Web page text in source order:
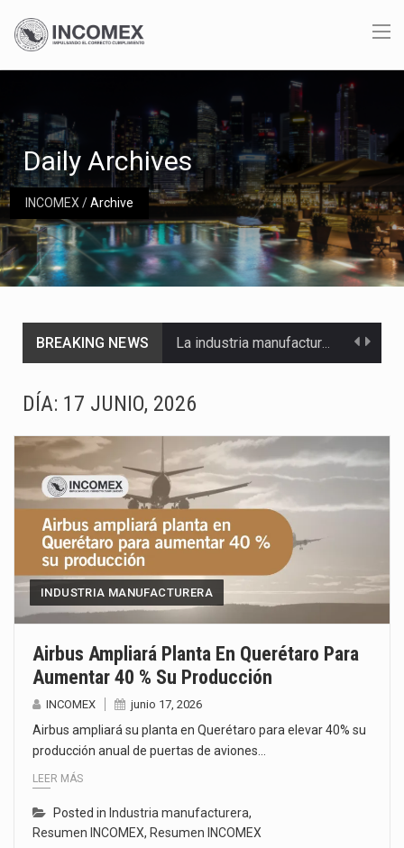
INCOMEX/Archive
Daily Archives
BREAKING NEWS La industria manufacturera de exportación afiliada a Index en Nuevo León ha alcanzado hasta 10%…
El Tribunal Federal de Justicia Administrativa (TFJA), a través de su Segunda Sala Regional en…
El Gobierno de Estados Unidos ha procesado la devolución de aproximadamente 100,000 millones de dólares…
La Cámara Minera de México (Camimex) proyecta una inversión total de 6,402.2 millones de dólares…
El secretario de Economía de México, Marcelo Ebrard Casaubon, sostuvo una reunión de trabajo con…
DÍA: 17 JUNIO, 2026
INDUSTRIA MANUFACTURERA
Airbus Ampliará Planta En Querétaro Para
Aumentar 40 % Su Producción
INCOMEX junio 17, 2026
Airbus ampliará su planta en Querétaro para elevar 40% su
producción anual de puertas de aviones…
LEER MÁS
Posted in Industria manufacturera,
Resumen INCOMEX, Resumen INCOMEX